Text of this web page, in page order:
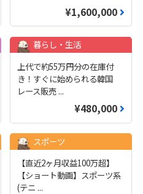
¥1,600,000
暮らし・生活
上代で約55万円分の在庫付
き！すぐに始められる韓国
レース販売 ...
¥480,000
スポーツ
【直近2ヶ月収益100万超】
【ショート動画】スポーツ系
(テニ ...